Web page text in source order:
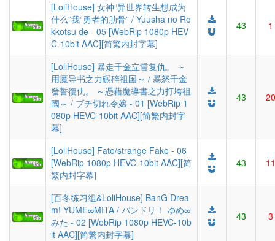
[LoliHouse] 女神“异世界转生想成为
什么”我“勇者的肋骨” / Yuusha no Ro
kkotsu de - 05 [WebRip 1080p HEV
C-10bit AAC][简繁内封字幕]
43 1
[LoliHouse] 暴走千金立誓复仇。 ～
用魔导书之力碾碎祖国～ / 暴怒千金
發誓復仇。 ～憑藉魔導書之力打垮祖
國～ / ブチ切れ令嬢 - 01 [WebRip 1
080p HEVC-10bit AAC][简繁内封字
幕]
43 20
[LoliHouse] Fate/strange Fake - 06
[WebRip 1080p HEVC-10bit AAC][简
繁内封字幕]
43 11
[百冬练习组&LoliHouse] BanG Drea
m! YUME∞MITA / バンドリ！ ゆめ∞
みた - 02 [WebRip 1080p HEVC-10b
it AAC][简繁内封字幕]
43 3